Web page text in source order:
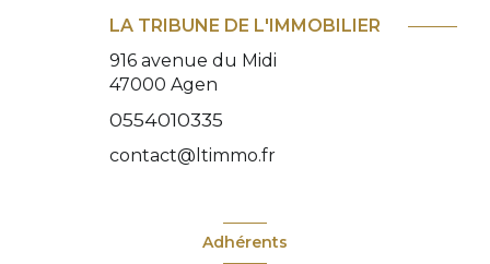
LA TRIBUNE DE L'IMMOBILIER
916 avenue du Midi
47000 Agen
0554010335
contact@ltimmo.fr
Adhérents